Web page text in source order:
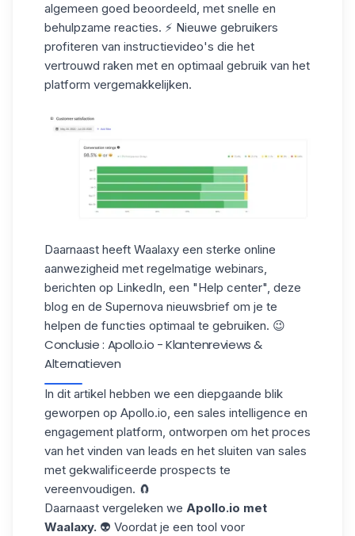
algemeen goed beoordeeld, met snelle en
behulpzame reacties. ⚡ Nieuwe gebruikers
profiteren van instructievideo's die het
vertrouwd raken met en optimaal gebruik van het
platform vergemakkelijken.
Daarnaast heeft Waalaxy een sterke online
aanwezigheid met regelmatige webinars,
berichten op LinkedIn, een "Help center", deze
blog en de Supernova nieuwsbrief om je te
helpen de functies optimaal te gebruiken. 😉
Conclusie : Apollo.io - Klantenreviews &
Alternatieven
In dit artikel hebben we een diepgaande blik
geworpen op Apollo.io, een sales intelligence en
engagement platform, ontworpen om het proces
van het vinden van leads en het sluiten van sales
met gekwalificeerde prospects te
vereenvoudigen. 🧲
Daarnaast vergeleken we Apollo.io met
Waalaxy. 👽 Voordat je een tool voor